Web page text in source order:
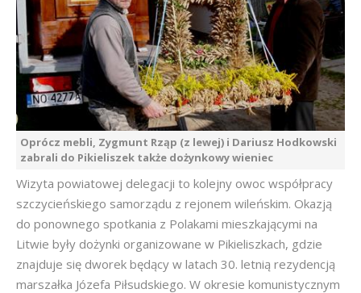
Oprócz mebli, Zygmunt Rząp (z lewej) i Dariusz Hodkowski
zabrali do Pikieliszek także dożynkowy wieniec
Wizyta powiatowej delegacji to kolejny owoc współpracy
szczycieńskiego samorządu z rejonem wileńskim. Okazją
do ponownego spotkania z Polakami mieszkającymi na
Litwie były dożynki organizowane w Pikieliszkach, gdzie
znajduje się dworek będący w latach 30. letnią rezydencją
marszałka Józefa Piłsudskiego. W okresie komunistycznym